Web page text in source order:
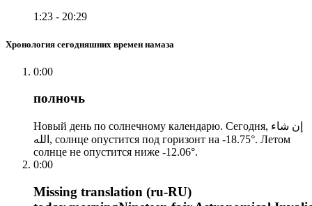
1:23 - 20:29
Хронология сегодняшних времен намаза
0:00
полночь
Новый день по солнечному календарю. Сегодня, إن شاء
الله, солнце опустится под горизонт на -18.75°. Летом
солнце не опустится ниже -12.06°.
0:00
Missing translation (ru-RU)